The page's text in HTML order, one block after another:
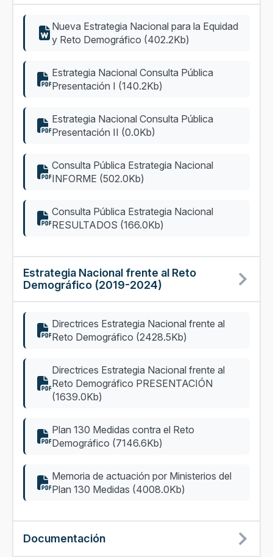
Nueva Estrategia Nacional para la Equidad
y Reto Demográfico (402.2Kb)
Estrategia Nacional Consulta Pública
Presentación I (140.2Kb)
Estrategia Nacional Consulta Pública
Presentación II (0.0Kb)
Consulta Pública Estrategia Nacional
INFORME (502.0Kb)
Consulta Pública Estrategia Nacional
RESULTADOS (166.0Kb)
Estrategia Nacional frente al Reto
Demográfico (2019-2024)
Directrices Estrategia Nacional frente al
Reto Demográfico (2428.5Kb)
Directrices Estrategia Nacional frente al
Reto Demográfico PRESENTACIÓN
(1639.0Kb)
Plan 130 Medidas contra el Reto
Demográfico (7146.6Kb)
Memoria de actuación por Ministerios del
Plan 130 Medidas (4008.0Kb)
Documentación